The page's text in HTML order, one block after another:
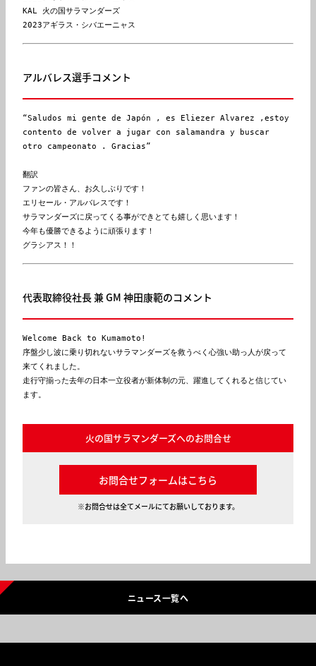
KAL 火の国サラマンダーズ
アルバレス選手コメント
“Saludos mi gente de Japón , es Eliezer Alvarez ,estoy
contento de volver a jugar con salamandra y buscar
otro campeonato . Gracias”
翻訳
ファンの皆さん、お久しぶりです！
エリセール・アルバレスです！
サラマンダーズに戻ってくる事ができとても嬉しく思います！
今年も優勝できるように頑張ります！
グラシアス！！
代表取締役社長 兼 GM 神田康範のコメント
Welcome Back to Kumamoto!
序盤少し波に乗り切れないサラマンダーズを救うべく心強い助っ人が戻って
来てくれました。
走行守揃った去年の日本一立役者が新体制の元、躍進してくれると信じてい
ます。
火の国サラマンダーズへのお問合せ
お問合せフォームはこちら
※お問合せは全てメールにてお願いしております。
ニュース一覧へ